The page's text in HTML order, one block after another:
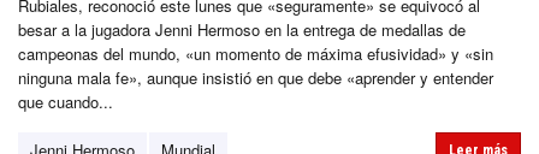
Rubiales, reconoció este lunes que «seguramente» se equivocó al
besar a la jugadora Jenni Hermoso en la entrega de medallas de
campeonas del mundo, «un momento de máxima efusividad» y «sin
ninguna mala fe», aunque insistió en que debe «aprender y entender
que cuando...
Leer más